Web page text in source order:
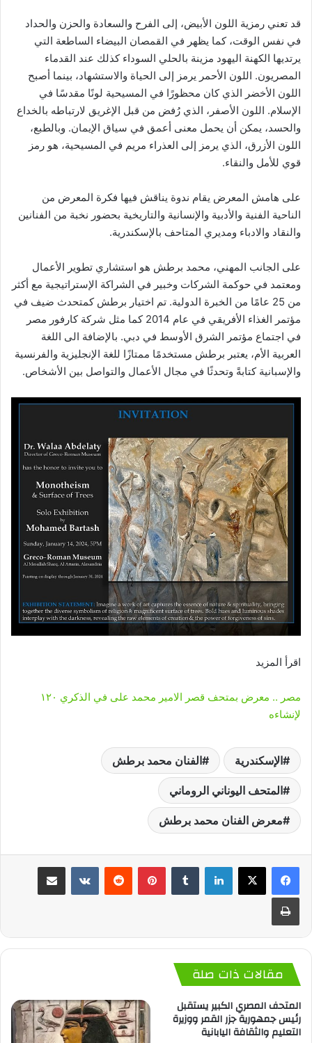
قد تعني رمزية اللون الأبيض، إلى الفرح والسعادة والحزن والحداد
في نفس الوقت، كما يظهر في القمصان البيضاء الساطعة التي
يرتديها الكهنة اليهود مزينة بالحلي السوداء كذلك عند القدماء
المصريون. اللون الأحمر يرمز إلى الحياة والاستشهاد، بينما أصبح
اللون الأخضر الذي كان محظورًا في المسيحية لونًا مقدسًا في
الإسلام. اللون الأصفر، الذي رُفض من قبل الإغريق لارتباطه بالخداع
والحسد، يمكن أن يحمل معنى أعمق في سياق الإيمان. وبالطبع،
اللون الأزرق، الذي يرمز إلى العذراء مريم في المسيحية، هو رمز
قوي للأمل والنقاء.
على هامش المعرض يقام ندوة يناقش فيها فكرة المعرض من
الناحية الفنية والأدبية والإنسانية والتاريخية بحضور نخبة من الفنانين
والنقاد والادباء ومديري المتاحف بالإسكندرية.
على الجانب المهني، محمد برطش هو استشاري تطوير الأعمال
ومعتمد في حوكمة الشركات وخبير في الشراكة الإستراتيجية مع أكثر
من 25 عامًا من الخبرة الدولية. تم اختيار برطش كمتحدث ضيف في
مؤتمر الغذاء الأفريقي في عام 2014 كما مثل شركة كارفور مصر
في اجتماع مؤتمر الشرق الأوسط في دبي. بالإضافة الى اللغة
العربية الأم، يعتبر برطش مستخدمًا ممتازًا للغة الإنجليزية والفرنسية
والإسبانية كتابةً وتحدثًا في مجال الأعمال والتواصل بين الأشخاص.
اقرأ المزيد
مصر .. معرض بمتحف قصر الامير محمد على في الذكري ١٢٠
لإنشاءه
الإسكندرية الفنان محمد برطش
المتحف اليوناني الروماني
معرض الفنان محمد برطش
لينكدإن بينتيريست
مقالات ذات صلة
المتحف المصري الكبير يستقبل
رئيس جمهورية جزر القمر ووزيرة
التعليم والثقافة اليابانية